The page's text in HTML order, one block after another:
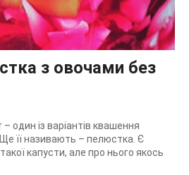
з овочами без
один із варіантів квашення
її називають – пелюстка. Є
капусти, але про нього якось